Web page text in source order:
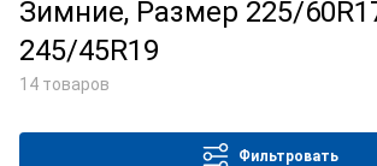
Зимние, Размер 225/
245/45R19
14 товаров
Фильтровать